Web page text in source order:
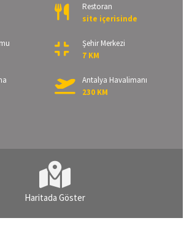
Restoran
site içerisinde
Şehir Merkezi
7 KM
Antalya Havalimanı
230 KM
Haritada Göster